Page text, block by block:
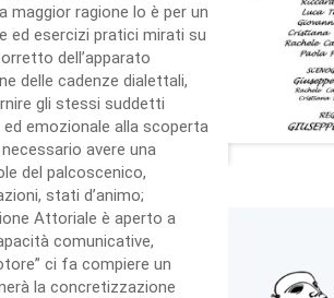
ragione lo è per un
ed esercizi pratici mirati su
dell’apparato
delle cadenze dialettali,
gli stessi suddetti
emozionale alla scoperta
avere una
del palcoscenico,
stati d’animo;
Attoriale è aperto a
comunicative,
ci fa compiere un
la concretizzazione